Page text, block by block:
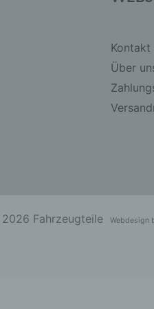
Kontakt
Über
Fahrzeugteile Webdesign